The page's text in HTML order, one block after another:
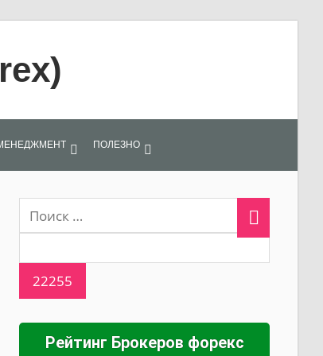
ПОЛЕЗНО
Рейтинг Брокеров форекс